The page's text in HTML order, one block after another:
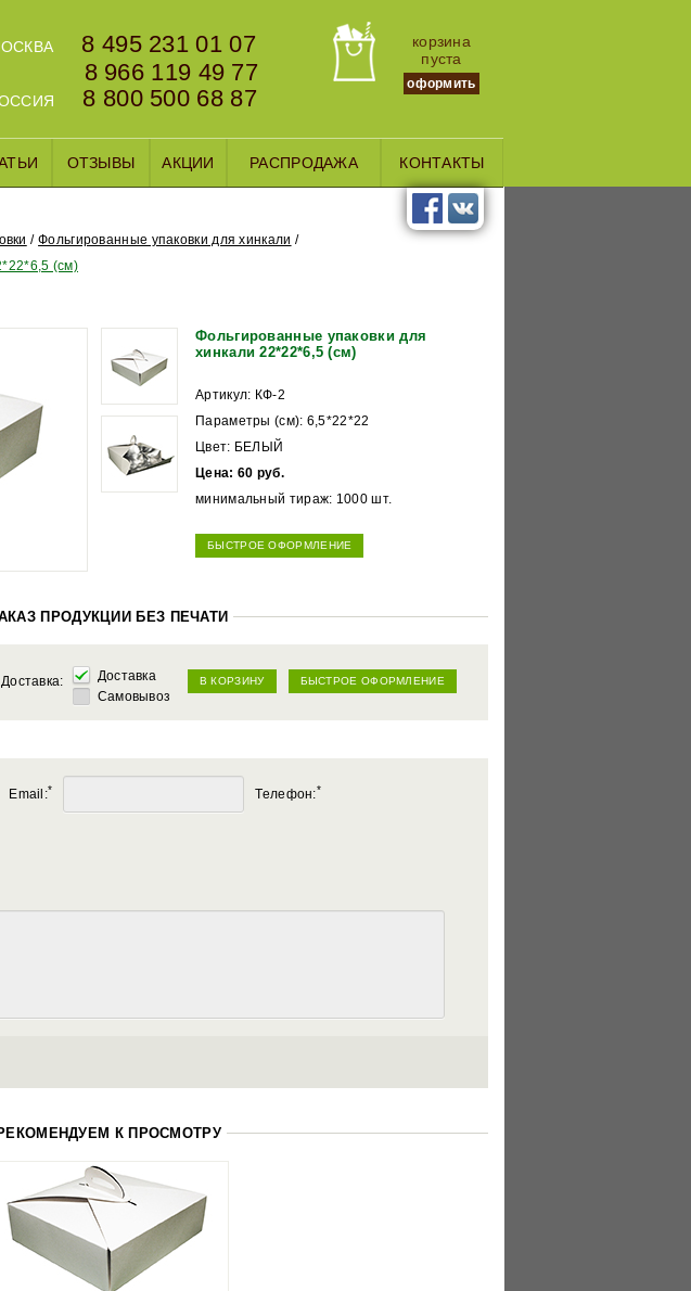
корзина
пуста
оформить
8 495 231 01 07
8 966 119 49 77
8 800 500 68 87
ОТЗЫВЫ АКЦИИ РАСПРОДАЖА КОНТАКТЫ
Фольгированные упаковки для хинкали
(см)
Фольгированные упаковки для
хинкали 22*22*6,5 (см)
Артикул: КФ-2
Параметры (см): 6,5*22*22
Цвет: БЕЛЫЙ
Цена: 60 руб.
минимальный тираж: 1000 шт.
БЫСТРОЕ ОФОРМЛЕНИЕ
ПРОДУКЦИИ БЕЗ ПЕЧАТИ
Доставка:
Доставка
Самовывоз
В КОРЗИНУ БЫСТРОЕ ОФОРМЛЕНИЕ
Email:* Телефон:*
К ПРОСМОТРУ